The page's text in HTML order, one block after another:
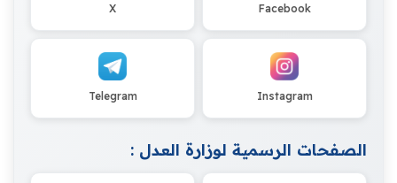
Facebook
X
Instagram
Telegram
الصفحات الرسمية لوزارة العدل :